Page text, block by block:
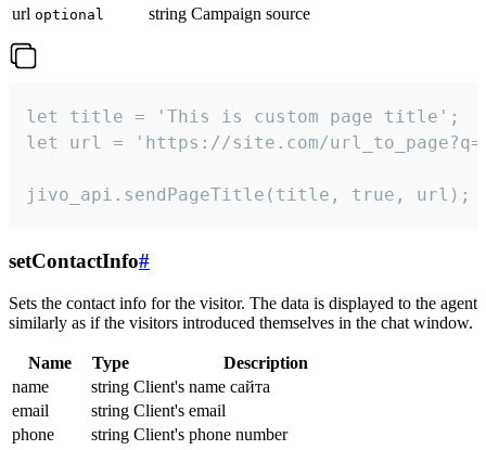
url optional string Campaign source
let title = 'This is custom page title';
let url = 'https://site.com/
jivo_api.sendPageTitle(title, true, url);
setContactInfo#
Sets the contact info for the visitor. The data is displayed to the agent
similarly as if the visitors introduced themselves in the chat window.
Name Type
Description
name
string Client's name сайта
email
string Client's email
phone
string Client's phone number